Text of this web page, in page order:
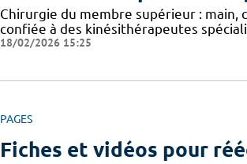
Chirurgie du membre supérieur :
confiée à des kinésithérapeutes
18/02/2026 15:25
PAGES
Fiches et vidéos pour